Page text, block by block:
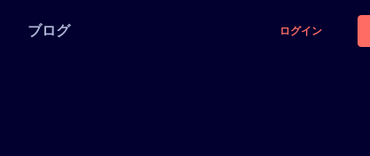
ブログ ログイン